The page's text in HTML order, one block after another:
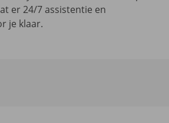
er 24/7 assistentie en
je klaar.